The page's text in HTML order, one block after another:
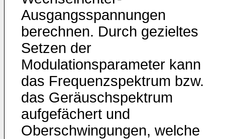
Ausgangsspannungen
berechnen. Durch gezieltes
Setzen der
Modulationsparameter kann
das Frequenzspektrum bzw.
das Geräuschspektrum
aufgefächert und
Oberschwingungen, welche